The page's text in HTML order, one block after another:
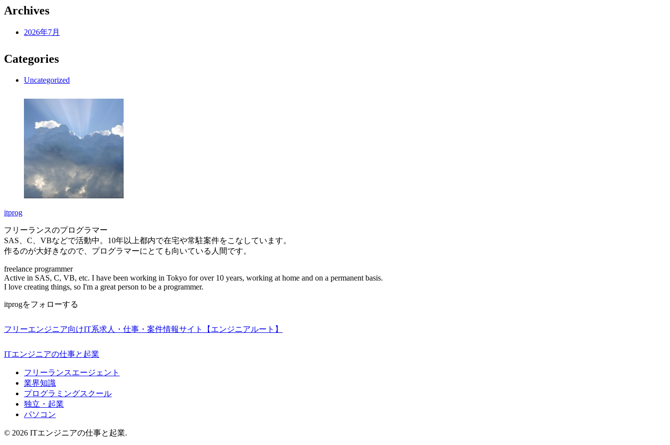
Archives
2026年7月
Categories
Uncategorized
itprog
フリーランスのプログラマー
SAS、C、VBなどで活動中。10年以上都内で在宅や常駐案件をこなしています。
作るのが大好きなので、プログラマーにとても向いている人間です。
freelance programmer
Active in SAS, C, VB, etc. I have been working in Tokyo for over 10 years, working at home and on a permanent basis.
I love creating things, so I'm a great person to be a programmer.
itprogをフォローする
フリーエンジニア向けIT系求人・仕事・案件情報サイト【エンジニアルート】
ITエンジニアの仕事と起業
フリーランスエージェント
業界知識
プログラミングスクール
独立・起業
パソコン
© 2026 ITエンジニアの仕事と起業.